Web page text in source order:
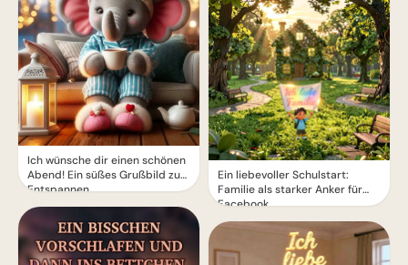
Ich wünsche dir einen schönen
Abend! Ein süßes Grußbild zum
Entspannen
Ein liebevoller Schulstart:
Familie als starker Anker für
Facebook